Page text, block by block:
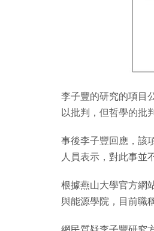
李子豐的研究的項目
以批判，但哲學的批
事後李子豐回應，該
人員表示，對此事並
根據燕山大學官方網
與能源學院，目前職